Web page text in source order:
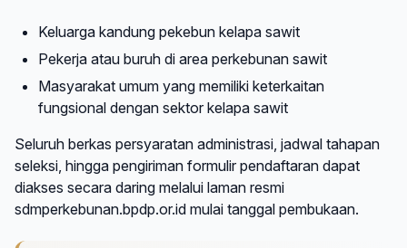
Keluarga kandung pekebun kelapa sawit
Pekerja atau buruh di area perkebunan sawit
Masyarakat umum yang memiliki keterkaitan
fungsional dengan sektor kelapa sawit
Seluruh berkas persyaratan administrasi, jadwal tahapan
seleksi, hingga pengiriman formulir pendaftaran dapat
diakses secara daring melalui laman resmi
sdmperkebunan.bpdp.or.id mulai tanggal pembukaan.